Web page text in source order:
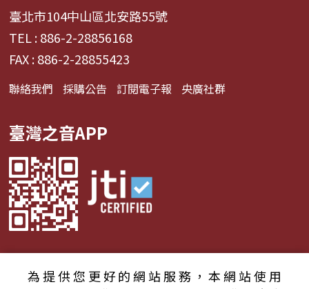
臺北市104中山區北安路55號
TEL : 886-2-28856168
FAX : 886-2-28855423
聯絡我們 採購公告 訂閱電子報 央廣社群
臺灣之音APP
為提供您更好的網站服務，本網站使用